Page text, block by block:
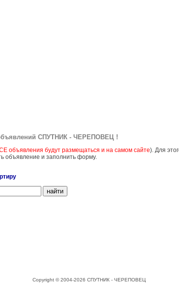
СПУТНИК - ЧЕРЕПОВЕЦ !
объявления будут размещаться и на самом сайте). Для
объявление и заполнить форму.
Copyright © 2004-2026 СПУТНИК - ЧЕРЕПОВЕЦ